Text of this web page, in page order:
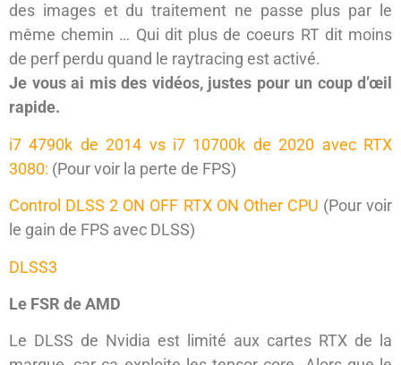
des images et du traitement ne passe plus par le
même chemin … Qui dit plus de coeurs RT dit moins
de perf perdu quand le raytracing est activé.
Je vous ai mis des vidéos, justes pour un coup d’œil
rapide.
i7 4790k de 2014 vs i7 10700k de 2020 avec RTX
3080: (Pour voir la perte de FPS)
Control DLSS 2 ON OFF RTX ON Other CPU (Pour voir
le gain de FPS avec DLSS)
DLSS3
Le FSR de AMD
Le DLSS de Nvidia est limité aux cartes RTX de la